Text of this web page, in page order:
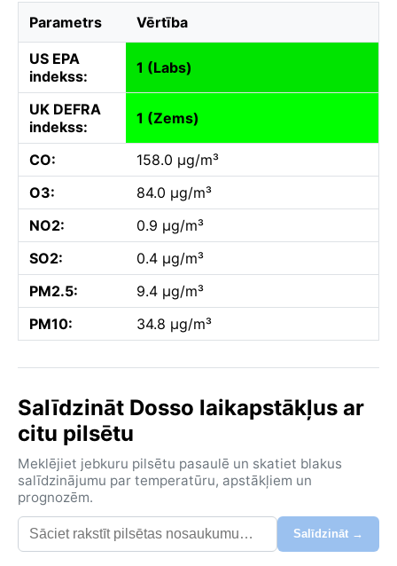
Parametrs Vērtība
US EPA
indekss:
1 (Labs)
UK DEFRA
indekss:
1 (Zems)
CO:
158.0 µg/m³
O3:
84.0 µg/m³
NO2:
0.9 µg/m³
SO2:
0.4 µg/m³
PM2.5:
9.4 µg/m³
PM10:
34.8 µg/m³
Salīdzināt Dosso laikapstākļus ar
citu pilsētu
Meklējiet jebkuru pilsētu pasaulē un skatiet blakus
salīdzinājumu par temperatūru, apstākļiem un
prognozēm.
Salīdzināt →